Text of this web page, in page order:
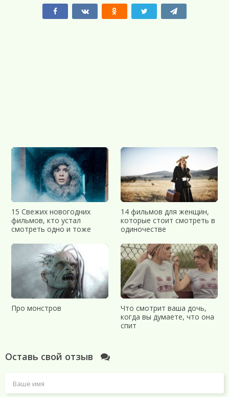
15 Свежих новогодних
фильмов, кто устал
смотреть одно и тоже
14 фильмов для женщин,
которые стоит смотреть в
одиночестве
Про монстров
Что смотрит ваша дочь,
когда вы думаете, что она
спит
Оставь свой отзыв